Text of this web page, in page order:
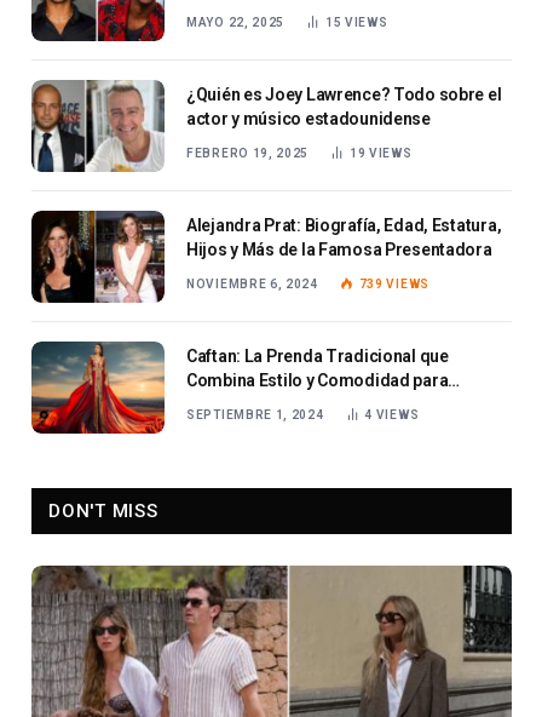
triunfa en Hollywood.
MAYO 22, 2025 15 VIEWS
¿Quién es Joey Lawrence? Todo sobre el
actor y músico estadounidense
FEBRERO 19, 2025 19VIEWS
Alejandra Prat: Biografía, Edad, Estatura,
Hijos y Más de la Famosa Presentadora
NOVIEMBRE 6, 2024 739VIEWS
Caftan: La Prenda Tradicional que
Combina Estilo y Comodidad para
SEPTIEMBRE 1, 2024 4 VIEWS
DON'T MISS